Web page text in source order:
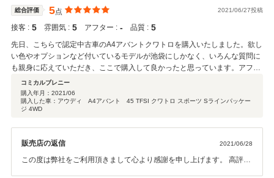
後とも、どうぞ宜しくお願い申し上げます。
総合評価 5点 2021/06/27投稿
接客 : 5 雰囲気 : 5 アフター : ‐ 品質 : 5
先日、こちらで認定中古車のA4アバントクワトロを購入いたしました。欲し
い色やオプションなど付いているモデルが池袋にしかなく、いろんな質問に
も親身に応えていただき、ここで購入して良かったと思っています。アフタ
ーサービスも是非お願いしたいところですが、遠方ですので諦めます。大事
に乗りたいと思います。
コミカルブレニー
購入年月： 2021/06
購入した車：アウディ A4アバント 45 TFSI クワトロ スポーツ Sラインパッケー
ジ 4WD
販売店の返信 2021/06/28
この度は弊社をご利用頂きまして心より感謝を申し上げます。 高評価